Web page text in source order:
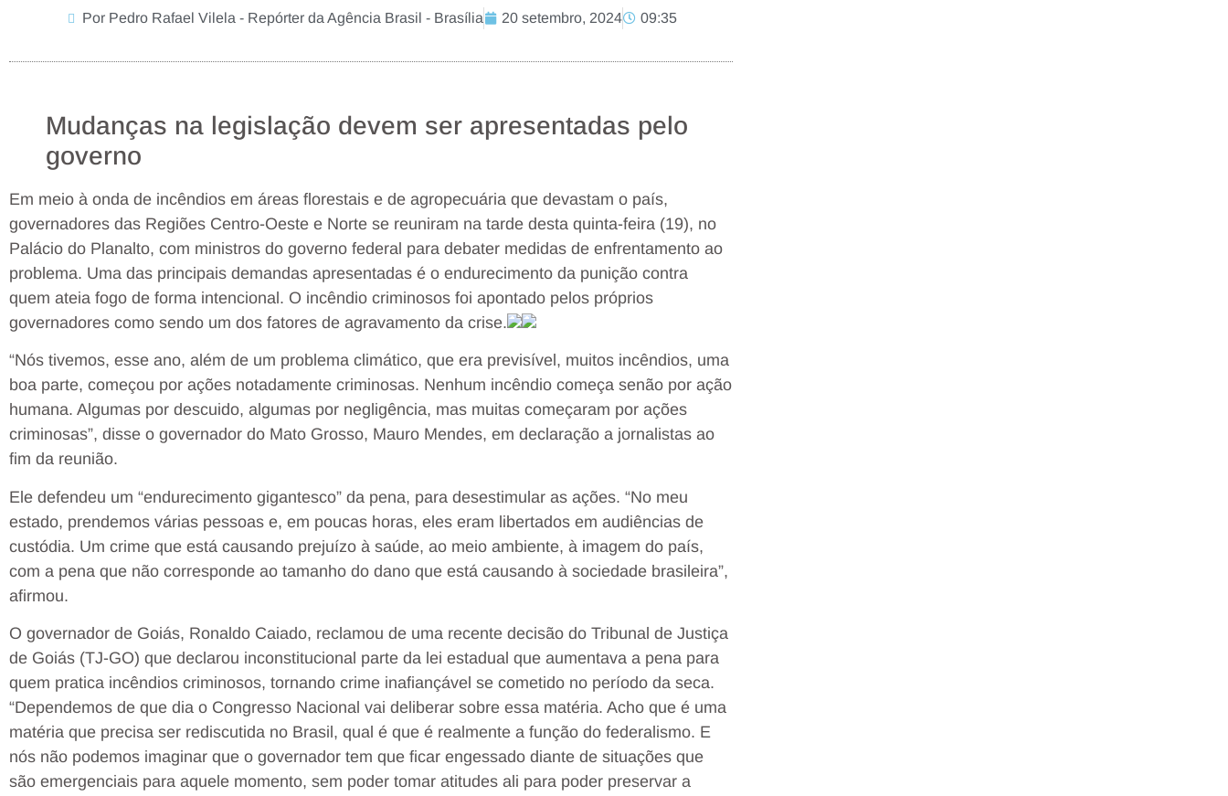
Por Pedro Rafael Vilela - Repórter da Agência Brasil - Brasília 20 setembro, 2024 09:35
Mudanças na legislação devem ser apresentadas pelo
governo
Em meio à onda de incêndios em áreas florestais e de agropecuária que devastam o país,
governadores das Regiões Centro-Oeste e Norte se reuniram na tarde desta quinta-feira (19), no
Palácio do Planalto, com ministros do governo federal para debater medidas de enfrentamento ao
problema. Uma das principais demandas apresentadas é o endurecimento da punição contra
quem ateia fogo de forma intencional. O incêndio criminosos foi apontado pelos próprios
governadores como sendo um dos fatores de agravamento da crise.
“Nós tivemos, esse ano, além de um problema climático, que era previsível, muitos incêndios, uma
boa parte, começou por ações notadamente criminosas. Nenhum incêndio começa senão por ação
humana. Algumas por descuido, algumas por negligência, mas muitas começaram por ações
criminosas”, disse o governador do Mato Grosso, Mauro Mendes, em declaração a jornalistas ao
fim da reunião.
Ele defendeu um “endurecimento gigantesco” da pena, para desestimular as ações. “No meu
estado, prendemos várias pessoas e, em poucas horas, eles eram libertados em audiências de
custódia. Um crime que está causando prejuízo à saúde, ao meio ambiente, à imagem do país,
com a pena que não corresponde ao tamanho do dano que está causando à sociedade brasileira”,
afirmou.
O governador de Goiás, Ronaldo Caiado, reclamou de uma recente decisão do Tribunal de Justiça
de Goiás (TJ-GO) que declarou inconstitucional parte da lei estadual que aumentava a pena para
quem pratica incêndios criminosos, tornando crime inafiançável se cometido no período da seca.
“Dependemos de que dia o Congresso Nacional vai deliberar sobre essa matéria. Acho que é uma
matéria que precisa ser rediscutida no Brasil, qual é que é realmente a função do federalismo. E
nós não podemos imaginar que o governador tem que ficar engessado diante de situações que
são emergenciais para aquele momento, sem poder tomar atitudes ali para poder preservar a